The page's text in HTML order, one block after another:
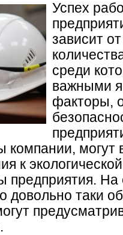
Успех
зависит
среди
важными
факторы,
компании, могут
к
предприятия.
довольно таки